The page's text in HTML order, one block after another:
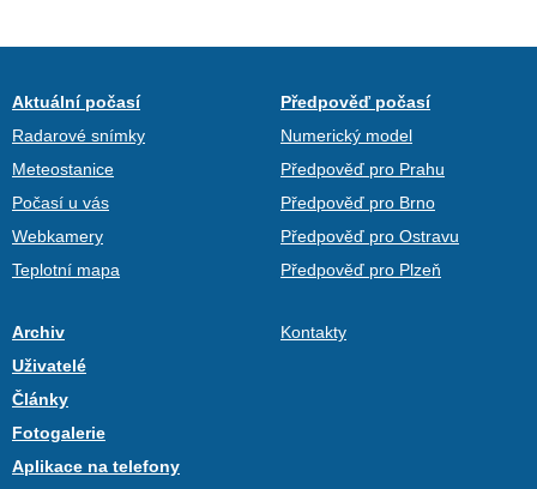
Aktuální počasí
Radarové snímky
Meteostanice
Počasí u vás
Webkamery
Teplotní mapa
Předpověď počasí
Numerický model
Předpověď pro Prahu
Předpověď pro Brno
Předpověď pro Ostravu
Předpověď pro Plzeň
Archiv
Uživatelé
Články
Fotogalerie
Aplikace na telefony
Kontakty